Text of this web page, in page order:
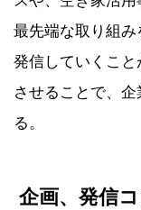
最先端な取り組
発信していくこ
させることで、
る。
企画、発信